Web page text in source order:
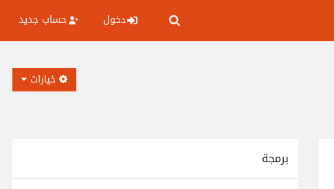
دخول حساب جديد
خيارات
برمجة